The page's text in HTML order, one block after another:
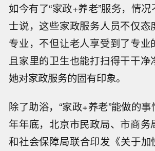
如今有了“家政+养老”服务，情
士说，这些家政服务人员不仅态
专业，不但让老人享受到了专业
且家里的卫生也能打扫得干干净
她对家政服务的固有印象。
除了助浴，“家政+养老”能做的
年年底，北京市民政局、市商务
和社会保障局联合印发《关于加